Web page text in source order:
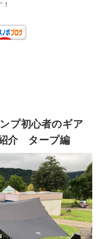
プ初心者のギア
介 タープ編